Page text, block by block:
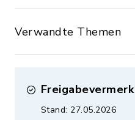
Verwandte Themen
Freigabevermerk
Stand: 27.05.2026